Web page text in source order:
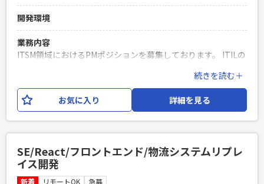
開発環境
業務内容
ITSM領域におけるPMポジションを募集しております。 ITILの
応いただける方を求めております。 ＜業務内容＞ ・ITSM関連
プロジェクトの推進 ・顧客折衝／課題整理 ・運用プロセス改
善支援 ・各ステークホルダーとの調整対応 ・進捗／課題管理
・顧客折衝経験 ・課題管理、進捗管理経験 ・運用改善、サー
ビスマネジメント経験 ・主体的に課題解決へ取り組める方 ・
コミュニケーション能力の高い方
続きを読む＋
お気に入り 詳細を見る
SE/React/フロントエンド/物流システムリプレ
イス開発
新着 リモートOK 急募